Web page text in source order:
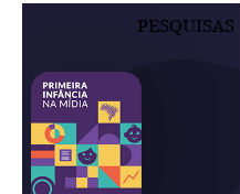
PESQUISAS